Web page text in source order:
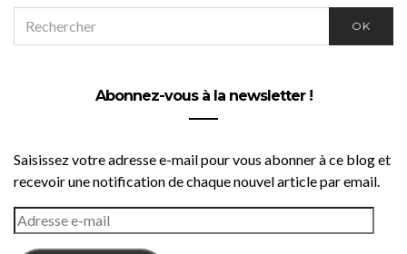
FOR:
OK
Abonnez-vous à la newsletter !
Saisissez votre adresse e-mail pour vous abonner à ce blog et
recevoir une notification de chaque nouvel article par email.
ADRESSE
E-
MAIL